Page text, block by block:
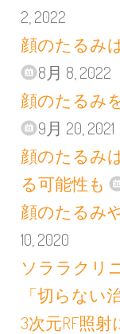
2, 2022
顔のたるみ
8月 8, 2022
顔のたるみ
9月 20, 2021
顔のたるみ
る可能性も
顔のたるみ
10, 2020
ソララクリ
「切らない
3次元RF照